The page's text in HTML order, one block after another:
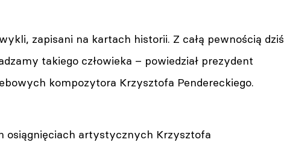
zapisani na kartach historii. Z całą pewnością dziś
takiego człowieka – powiedział prezydent
kompozytora Krzysztofa Pendereckiego.
osiągnięciach artystycznych Krzysztofa